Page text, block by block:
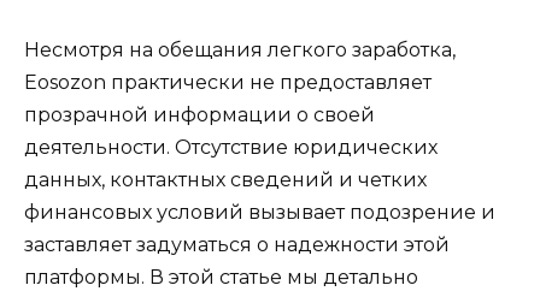
Несмотря на обещания легкого заработка,
Eosozon практически не предоставляет
прозрачной информации о своей
деятельности. Отсутствие юридических
данных, контактных сведений и четких
финансовых условий вызывает подозрение и
заставляет задуматься о надежности этой
платформы. В этой статье мы детально